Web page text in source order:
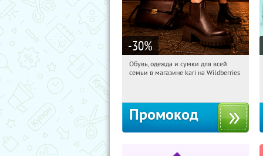
-30%
05:45:12 Получили:
Обувь, одежда и сумки для всей
семьи в магазине kari на Wildberries
Промокод